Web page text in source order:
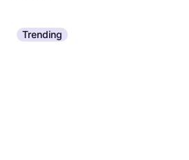
Trending